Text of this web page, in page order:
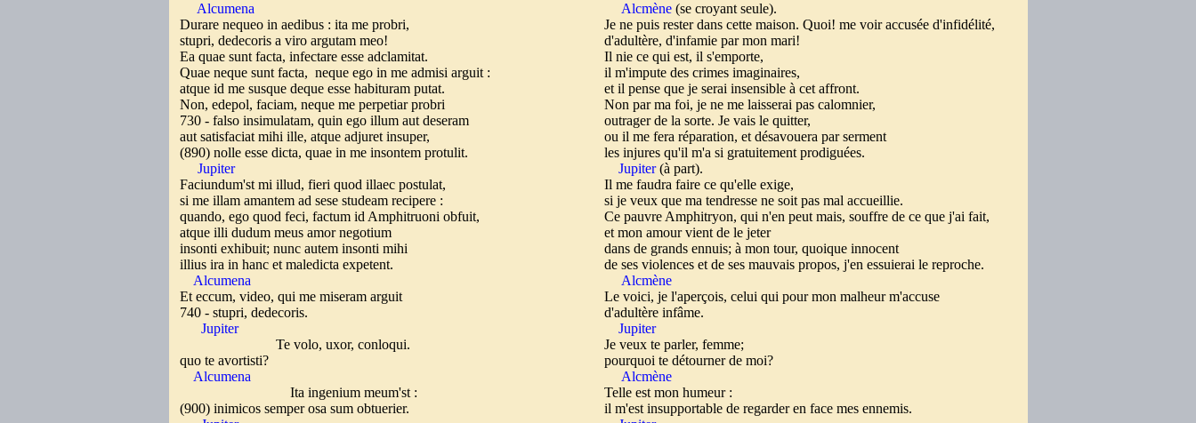
Alcumena
Durare nequeo in aedibus : ita me probri,
stupri, dedecoris a viro argutam meo!
Ea quae sunt facta, infectare esse adclamitat.
Quae neque sunt facta, neque ego in me admisi arguit :
atque id me susque deque esse habituram putat.
Non, edepol, faciam, neque me perpetiar probri
Alcmène (se croyant seule).
Je ne puis rester dans cette maison. Quoi! me voir accusée d'infidélité,
d'adultère, d'infamie par mon mari!
Il nie ce qui est, il s'emporte,
il m'impute des crimes imaginaires,
et il pense que je serai insensible à cet affront.
Non par ma foi, je ne me laisserai pas calomnier,
730 - falso insimulatam, quin ego illum aut deseram
aut satisfaciat mihi ille, atque adjuret insuper,
(890) nolle esse dicta, quae in me insontem protulit.
Jupiter
Faciundum'st mi illud, fieri quod illaec postulat,
si me illam amantem ad sese studeam recipere :
quando, ego quod feci, factum id Amphitruoni obfuit,
atque illi dudum meus amor negotium
insonti exhibuit; nunc autem insonti mihi
illius ira in hanc et maledicta expetent.
Alcumena
Et eccum, video, qui me miseram arguit
outrager de la sorte. Je vais le quitter,
ou il me fera réparation, et désavouera par serment
les injures qu'il m'a si gratuitement prodiguées.
Jupiter(à part).
Il me faudra faire ce qu'elle exige,
si je veux que ma tendresse ne soit pas mal accueillie.
Ce pauvre Amphitryon, qui n'en peut mais, souffre de ce que j'ai fait,
et mon amour vient de le jeter
dans de grands ennuis; à mon tour, quoique innocent
de ses violences et de ses mauvais propos, j'en essuierai le reproche.
Alcmène
Le voici, je l'aperçois, celui qui pour mon malheur m'accuse
740 - stupri, dedecoris.
Jupiter
Te volo, uxor, conloqui.
quo te avortisti?
Alcumena
Ita ingenium meum'st :
(900) inimicos semper osa sum obtuerier.
d'adultère infâme.
Jupiter
Je veux te parler, femme;
pourquoi te détourner de moi?
Alcmène
Telle est mon humeur :
il m'est insupportable de regarder en face mes ennemis.